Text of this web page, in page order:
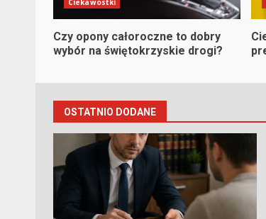
Ciekawostki
Czy opony całoroczne to dobry
wybór na świętokrzyskie drogi?
OSTATNIO DODANE